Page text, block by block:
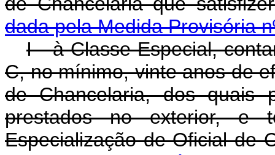
dada pela Medida Provisória
I - à Classe Especial,
C, no mínimo, vinte anos de
de Chancelaria, dos quais
prestados no exterior, e
Especialização de Oficial de